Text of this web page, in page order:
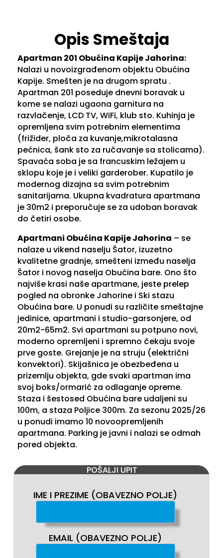
Opis Smeštaja
Apartman 201 Obućina Kapije Jahorina:
Nalazi u novoizgrađenom objektu Obućina
Kapije. Smešten je na drugom spratu .
Apartman 201 poseduje dnevni boravak u
kome se nalazi ugaona garnitura na
razvlačenje, LCD TV, WiFi, klub sto. Kuhinja je
opremljena svim potrebnim elementima
(frižider, ploča za kuvanje,mikrotalasna
pećnica, šank sto za ručavanje sa stolicama).
Spavaća soba je sa francuskim ležajem u
sklopu koje je i veliki garderober. Kupatilo je
modernog dizajna sa svim potrebnim
sanitarijama. Ukupna kvadratura apartmana
je 30m2 i preporučuje se za udoban boravak
do četiri osobe.
Apartmani Obućina Kapije Jahorina – se
nalaze u vikend naselju Šator, izuzetno
kvalitetne gradnje, smešteni između naselja
Šator i novog naselja Obućina bare. Ono što
najviše krasi naše apartmane, jeste prelep
pogled na obronke Jahorine i Ski stazu
Obućina bare. U ponudi su različite smeštajne
jedinice, apartmani i studio-garsonjere, od
20m2-65m2. Svi apartmani su potpuno novi,
moderno opremljeni i spremno čekaju svoje
prve goste. Grejanje je na struju (električni
konvektori). Skijašnica je obezbeđena u
prizemlju objekta, gde svaki apartman ima
svoj boks/ormarić za odlaganje opreme.
Staza i šestosed Obućina bare udaljeni su
100m, a staza Poljice 300m. Za sezonu 2025/26
u ponudi imamo 10 novoopremljenih
apartmana. Parking je javni i nalazi se odmah
pored objekta.
POŠALJI UPIT
IME I PREZIME (OBAVEZNO POLJE)
EMAIL (OBAVEZNO POLJE)